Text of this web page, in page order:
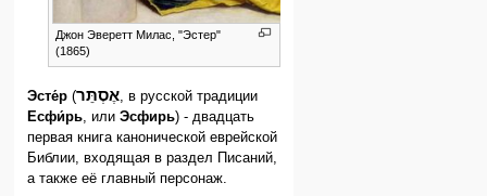
Джон Эверетт Милас, "Эстер"
(1865)
Эсте́р (אֶסְתֵּר, в русской традиции
Есфи́рь, илиЭсфирь) - двадцать
первая книга канонической еврейской
Библии, входящая в раздел Писаний,
а также её главный персонаж.